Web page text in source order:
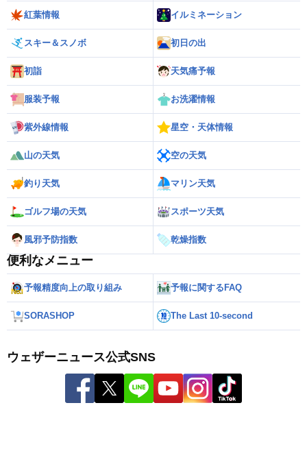
紅葉情報 イルミネーション
スキー＆スノボ 初日の出
初詣 天気痛予報
服装予報 お洗濯情報
紫外線情報 星空・天体情報
山の天気 空の天気
釣り天気 マリン天気
ゴルフ場の天気 スポーツ天気
風邪予防指数 乾燥指数
便利なメニュー
予報精度向上の取り組み 予報に関するFAQ
SORASHOP The Last 10-second
ウェザーニュース公式SNS